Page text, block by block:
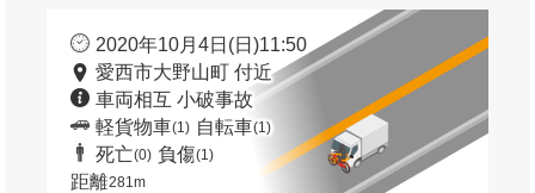
2020年10月4日(日)11:50
愛西市大野山町 付近
車両相互 小破事故
軽貨物車(1) 自転車(1)
死亡(0) 負傷(1)
距離281m